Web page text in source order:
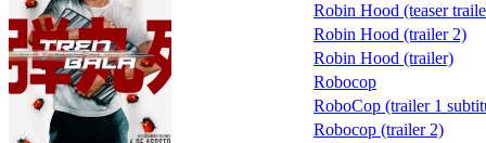
Robin Hood (teaser
Robin Hood (trailer 2)
Robin Hood (trailer)
Robocop
RoboCop (trailer 1
Robocop (trailer 2)